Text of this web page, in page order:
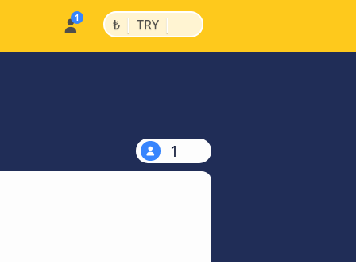
₺ | TRY |
1